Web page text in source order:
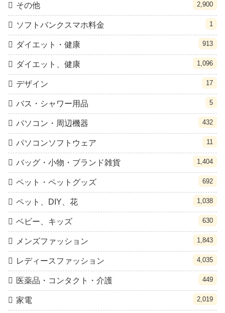
その他 2,900
ソフトバンクスマホ料金 1
ダイエット・健康 913
ダイエット、健康 1,096
デザイン 17
バス・シャワー用品 5
パソコン・周辺機器 432
パソコンソフトウェア 11
バッグ・小物・ブランド雑貨 1,404
ペット・ペットグッズ 692
ペット、DIY、花 1,038
ベビー、キッズ 630
メンズファッション 1,843
レディースファッション 4,035
医薬品・コンタクト・介護 449
家電 2,019